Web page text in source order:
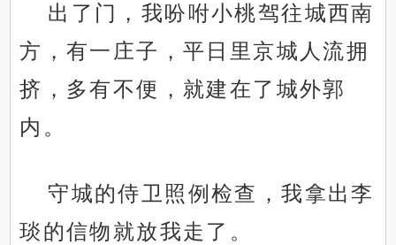
出了门，我吩咐小桃驾往城西南
方，有一庄子，平日里京城人流拥
挤，多有不便，就建在了城外郭
内。
守城的侍卫照例检查，我拿出李
琰的信物就放我走了。